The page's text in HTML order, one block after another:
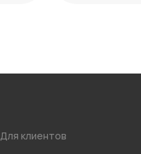
Для клиентов